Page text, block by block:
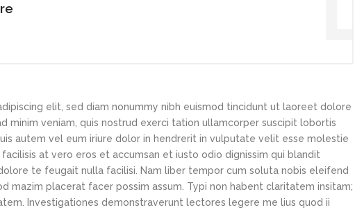
elit, sed diam nonummy nibh euismod tincidunt ut laoreet dolore
minim veniam, quis nostrud exerci tation ullamcorper suscipit lobortis
autem vel eum iriure dolor in hendrerit in vulputate velit esse molestie
at vero eros et accumsan et iusto odio dignissim qui blandit
te feugait nulla facilisi. Nam liber tempor cum soluta nobis eleifend
mazim placerat facer possim assum. Typi non habent claritatem insitam;
Investigationes demonstraverunt lectores legere me lius quod ii